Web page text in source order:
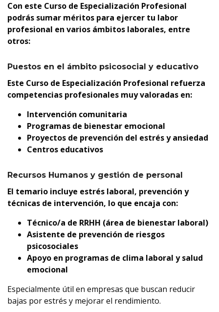
Con este Curso de Especialización Profesional
podrás sumar méritos para ejercer tu labor
profesional en varios ámbitos laborales, entre
otros:
Puestos en el ámbito psicosocial y educativo
Este Curso de Especialización Profesional refuerza
competencias profesionales muy valoradas en:
Intervención comunitaria
Programas de bienestar emocional
Proyectos de prevención del estrés y ansiedad
Centros educativos
Recursos Humanos y gestión de personal
El temario incluye estrés laboral, prevención y
técnicas de intervención, lo que encaja con:
Técnico/a de RRHH (área de bienestar laboral)
Asistente de prevención de riesgos
psicosociales
Apoyo en programas de clima laboral y salud
emocional
Especialmente útil en empresas que buscan reducir
bajas por estrés y mejorar el rendimiento.